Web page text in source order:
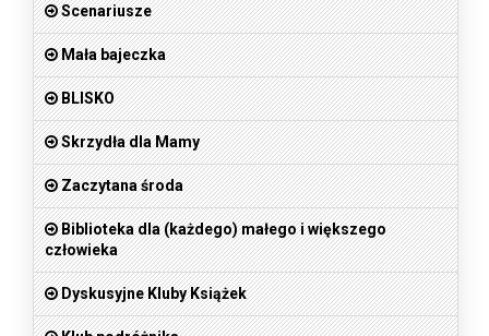
Scenariusze
Mała bajeczka
BLISKO
Skrzydła dla Mamy
Zaczytana środa
Biblioteka dla (każdego) małego i większego
człowieka
Dyskusyjne Kluby Książek